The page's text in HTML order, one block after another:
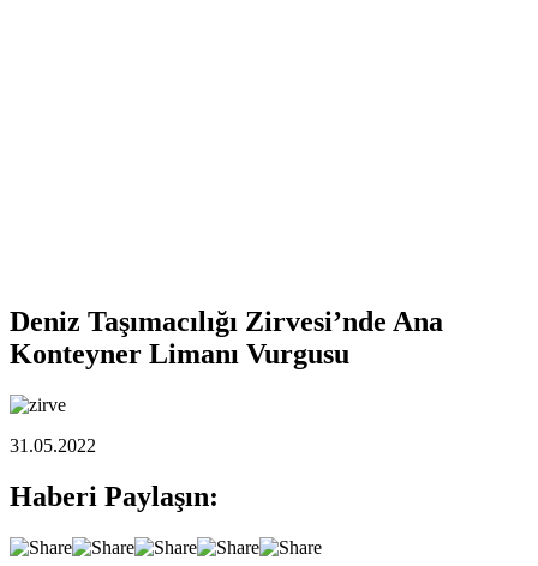
Deniz Taşımacılığı Zirvesi’nde Ana
Konteyner Limanı Vurgusu
31.05.2022
Haberi Paylaşın: